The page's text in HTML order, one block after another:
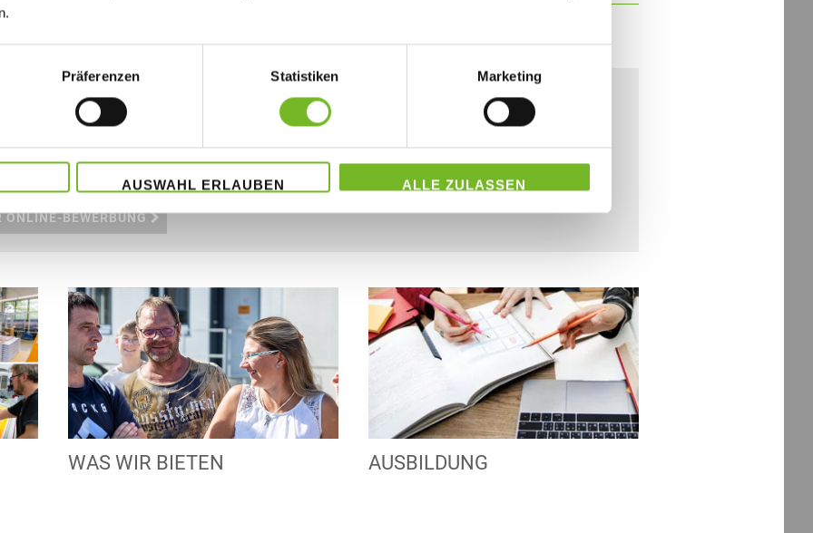
Präferenzen Statistiken Marketing
AUSWAHL ERLAUBEN ALLE ZULASSEN
Bewerbung
unserem Online-Bewerbungsverfahren. Da uns der Schutz Ihrer persönlichen Daten ein
Sie nachfolgend über die Erhebung, Verarbeitung und Nutzung Ihrer Bewerbungsdaten im
informieren.
ONLINE-BEWERBUNG
WAS WIR BIETEN AUSBILDUNG